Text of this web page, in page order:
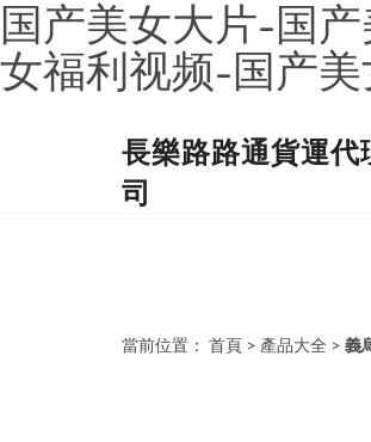
国产美女大片-国
女福利视频-国产
長樂路路通貨運代
司
當前位置： 首頁 > 產品大全 > 義